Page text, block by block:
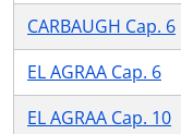
CARBAUGH Cap. 6
EL AGRAA Cap. 6
EL AGRAA Cap. 10